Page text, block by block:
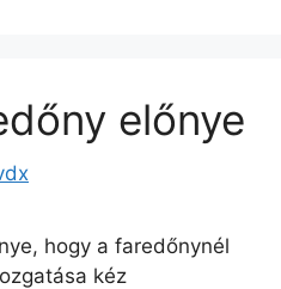
előnye
hogy a faredőnynél
kéz